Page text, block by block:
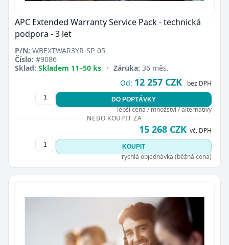
APC Extended Warranty Service Pack - technická
podpora - 3 let
P/N: WBEXTWAR3YR-SP-05
Číslo: #9086
Sklad: Skladem 11–50 ks • Záruka: 36 měs.
Od: 12 257 CZK bez DPH
DO POPTÁVKY
lepší cena / množství / alternativy
NEBO KOUPIT ZA
15 268 CZK vč. DPH
KOUPIT
rychlá objednávka (běžná cena)